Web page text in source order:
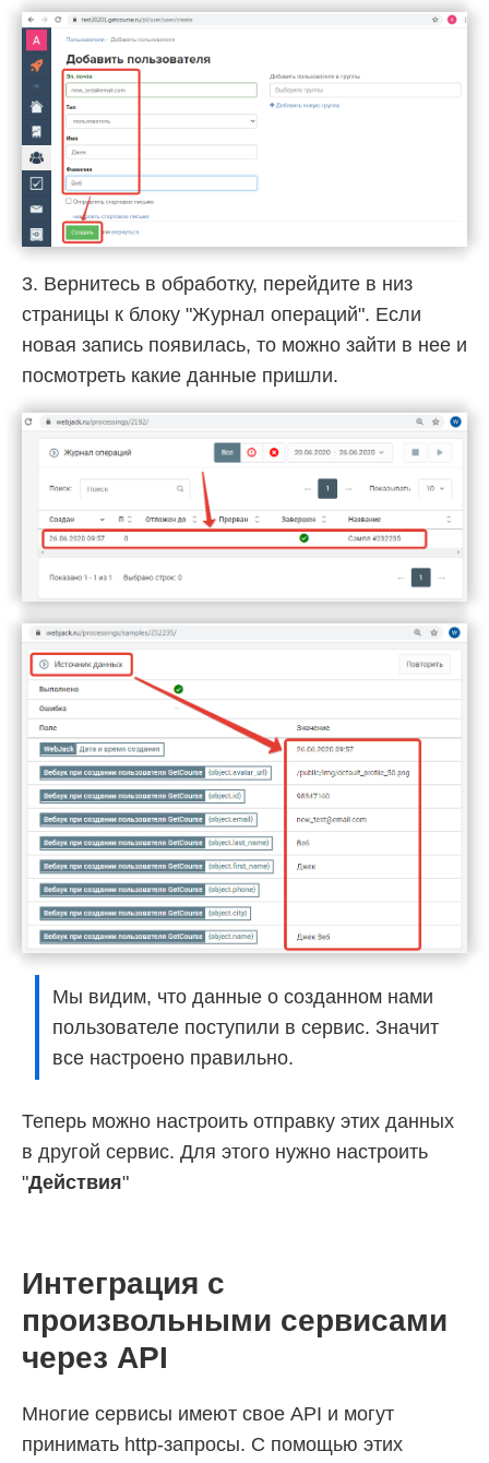
3. Вернитесь в обработку, перейдите в низ
страницы к блоку "Журнал операций". Если
новая запись появилась, то можно зайти в нее и
посмотреть какие данные пришли.
Мы видим, что данные о созданном нами
пользователе поступили в сервис. Значит
все настроено правильно.
Теперь можно настроить отправку этих данных
в другой сервис. Для этого нужно настроить
"Действия"
Интеграция с
произвольными сервисами
через API
Многие сервисы имеют свое API и могут
принимать http-запросы. С помощью этих